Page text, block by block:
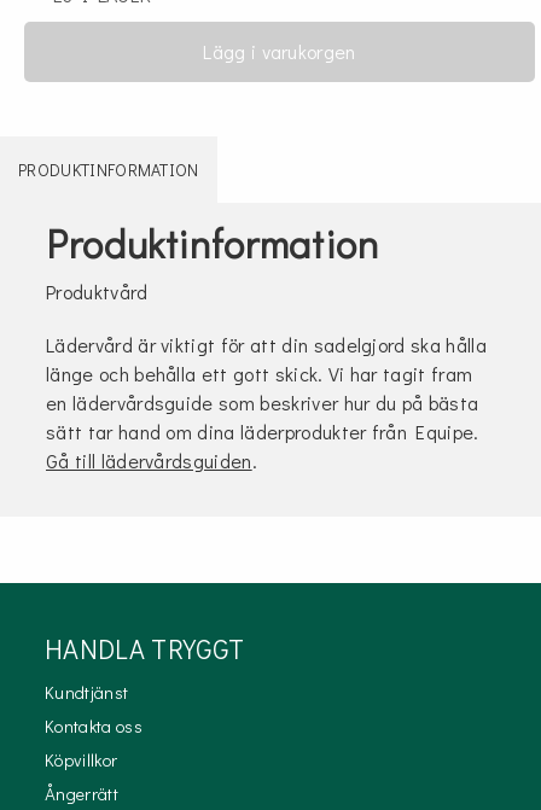
Lägg i varukorgen
PRODUKTINFORMATION
Produktinformation
Produktvård
Lädervård är viktigt för att din sadelgjord ska hålla
länge och behålla ett gott skick. Vi har tagit fram
en lädervårdsguide som beskriver hur du på bästa
sätt tar hand om dina läderprodukter från Equipe.
Gå till lädervårdsguiden.
HANDLA TRYGGT
Kundtjänst
Kontakta oss
Köpvillkor
Ångerrätt